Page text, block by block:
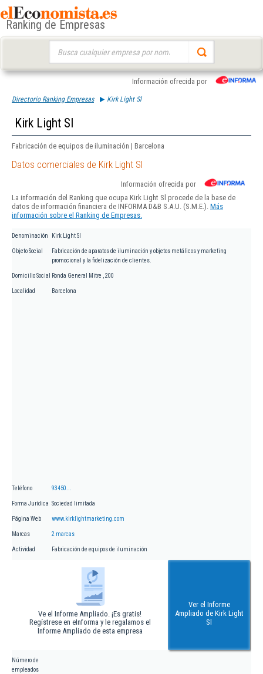
Ranking de Empresas
Información ofrecida por
Directorio Ranking Empresas Kirk Light Sl
Kirk Light Sl
Fabricación de equipos de iluminación | Barcelona
Datos comerciales de Kirk Light Sl
Información ofrecida por
La información del Ranking que ocupa Kirk Light Sl procede de la base de
datos de información financiera de INFORMA D&B S.A.U. (S.M.E.). Más
información sobre el Ranking de Empresas.
Denominación Kirk Light Sl
Objeto Social
Fabricación de aparatos de iluminación y objetos metálicos y marketing
promocional y la fidelización de clientes.
Domicilio Social Ronda General Mitre , 200
Localidad Barcelona
Teléfono 93450...
Forma Jurídica Sociedad limitada
Página Web www.kirklightmarketing.com
Marcas 2 marcas
Actividad Fabricación de equipos de iluminación
Ve el Informe Ampliado. ¡Es gratis!
Regístrese en eInforma y le regalamos el
Informe Ampliado de esta empresa
Ver el Informe
Ampliado de Kirk Light
Sl
Número de
empleados